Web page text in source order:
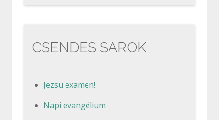
CSENDES SAROK
Jezsu examen!
Napi evangélium